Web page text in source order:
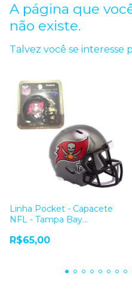
A página que
não existe.
Talvez você se interesse
Linha Pocket - Capacete
NFL - Tampa Bay
R$65,00